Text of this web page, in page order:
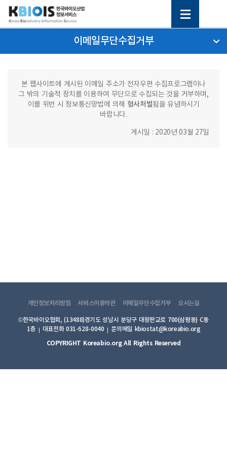
이메일무단수집거부
본 웹사이트에 게시된 이메일 주소가 전자우편 수집프로그램이나
그 밖의 기술적 장치를 이용하여 무단으로 수집되는 것을 거부하며,
이를 위반 시 정보통신망법에 의해 형사처벌됨을 유념하시기
바랍니다.
게시일 : 2020년 03월 27일
개인정보처리방침 서비스이용약관 이메일무단수집거부 오시는길
©한국바이오협회, (13488)경기도 성남시 분당구 대왕판교로 700(삼평동) C동
1층
대표전화 031-628-0040
문의메일 kbiostat@koreabio.org
COPYRIGHT Koreabio.org All Rights Reserved